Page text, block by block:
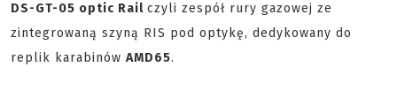
DS-GT-05 optic Rail czyli zespół rury gazowej ze
zintegrowaną szyną RIS pod optykę, dedykowany do
replik karabinów AMD65.